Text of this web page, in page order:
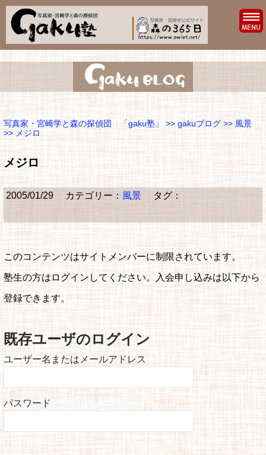
写真家・宮崎学と森の探偵団 「gaku塾」 >> gakuブログ >> 風景
>> メジロ
メジロ
2005/01/29 カテゴリー： 風景 タグ：
このコンテンツはサイトメンバーに制限されています。
塾生の方はログインしてください。入会申し込みは以下から
登録できます。
既存ユーザのログイン
ユーザー名またはメールアドレス
パスワード